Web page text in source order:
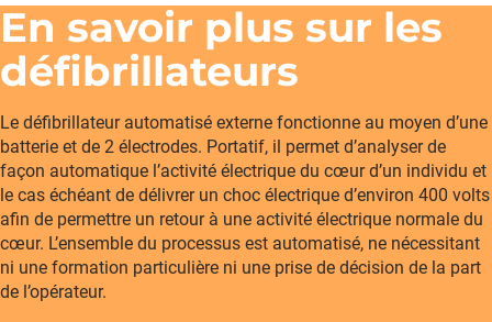
En savoir plus sur les
défibrillateurs
Le défibrillateur automatisé externe fonctionne au moyen d’une
batterie et de 2 électrodes. Portatif, il permet d’analyser de
façon automatique l’activité électrique du cœur d’un individu et
le cas échéant de délivrer un choc électrique d’environ 400 volts
afin de permettre un retour à une activité électrique normale du
cœur. L’ensemble du processus est automatisé, ne nécessitant
ni une formation particulière ni une prise de décision de la part
de l’opérateur.